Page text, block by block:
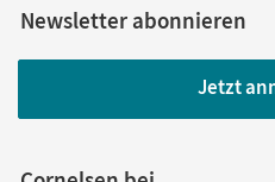
Newsletter abonnieren
Jetzt